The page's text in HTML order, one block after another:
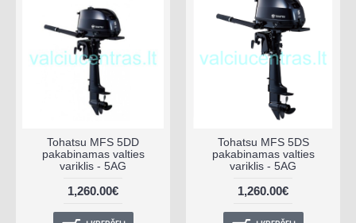
Tohatsu MFS 5DD
pakabinamas valties
variklis - 5AG
1,260.00€
Tohatsu MFS 5DS
pakabinamas valties
variklis - 5AG
1,260.00€